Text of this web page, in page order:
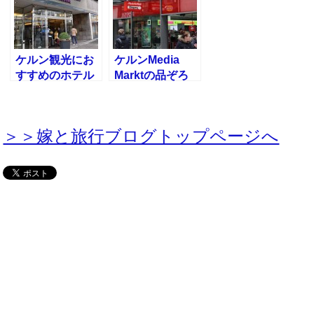
ケルン観光にお
すすめのホテル
ケルンMedia
Marktの品ぞろ
＞＞嫁と旅行ブログトップページへ